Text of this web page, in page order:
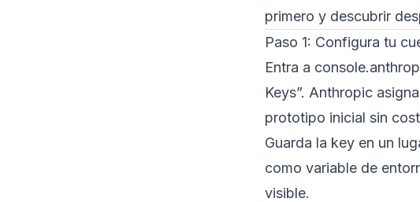
primero y descubrir
Paso 1: Configura tu
Entra a
Keys”. Anthropic
prototipo inicial sin
Guarda la key en un
como variable de
visible.